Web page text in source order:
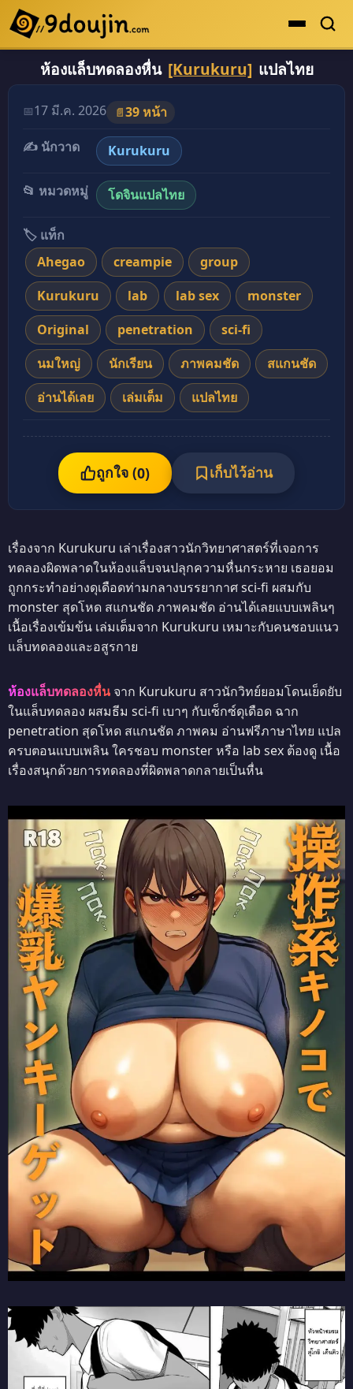
ดูเยอะสุด
ระดับตำนาน
ยอดนิยม
ห้องแล็บทดลองหื่น [Kurukuru] แปลไทย
อ่านโดจินภาพสี ห้องแล็บทดลองหื่น [Kurukuru] แปล
📅17 มี.ค. 2026 📄39 หน้า
✍️ นักวาด
Kurukuru
📂 หมวดหมู่ โดจินแปลไทย
🏷️ แท็ก
Ahegao
creampie
group
Kurukuru
lab lab sex
monster
Original
penetration
sci-fi
นมใหญ่
นักเรียน ภาพคมชัด
สแกนชัด
อ่านได้เลย
เล่มเต็ม แปลไทย
ถูกใจ (0) เก็บไว้อ่าน
เรื่องจาก Kurukuru เล่าเรื่องสาวนักวิทยาศาสตร์ที่เจอการ
ทดลองผิดพลาดในห้องแล็บจนปลุกความหื่นกระหาย เธอยอม
ถูกกระทำอย่างดุเดือดท่ามกลางบรรยากาศ sci-fi ผสมกับ
monster สุดโหด สแกนชัด ภาพคมชัด อ่านได้เลยแบบเพลินๆ
เนื้อเรื่องเข้มข้น เล่มเต็มจาก Kurukuru เหมาะกับคนชอบแนว
แล็บทดลองและอสูรกาย
ห้องแล็บทดลองหื่น จาก Kurukuru สาวนักวิทย์ยอมโดนเย็ดยับ
ในแล็บทดลอง ผสมธีม sci-fi เบาๆ กับเซ็กซ์ดุเดือด ฉาก
penetration สุดโหด สแกนชัด ภาพคม อ่านฟรีภาษาไทย แปล
ครบตอนแบบเพลิน ใครชอบ monster หรือ lab sex ต้องดู เนื้อ
เรื่องสนุกด้วยการทดลองที่ผิดพลาดกลายเป็นหื่น